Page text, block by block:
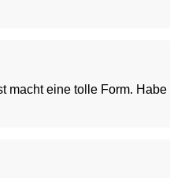
macht eine tolle Form.